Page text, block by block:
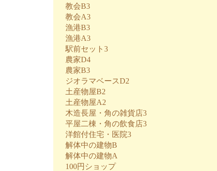
教会B3
教会A3
漁港B3
漁港A3
駅前セット3
農家D4
農家B3
ジオラマベースD2
土産物屋B2
土産物屋A2
木造長屋・角の雑貨店3
平屋二棟・角の飲食店3
洋館付住宅・医院3
解体中の建物B
解体中の建物A
100円ショップ